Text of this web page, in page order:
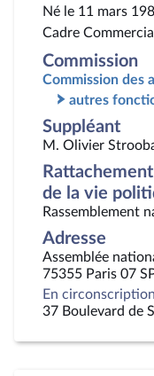
Né le 11 mars
Cadre Commercial
Commission
Commission des
autres
Suppléant
M. Olivier
de la vie
Rassemblement
Adresse
Assemblée
75355 Paris 07
En
37 Boulevard de